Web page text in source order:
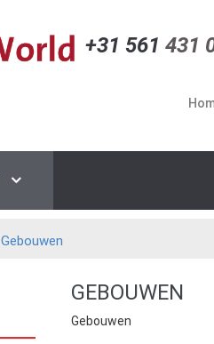
+31 561 431
Gebouwen
GEBOUWEN
Gebouwen